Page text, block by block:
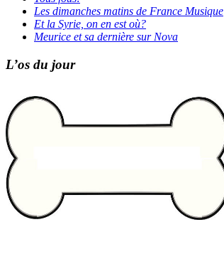
Les dimanches matins de France Musique
Et la Syrie, on en est où?
Meurice et sa dernière sur Nova
L’os du jour